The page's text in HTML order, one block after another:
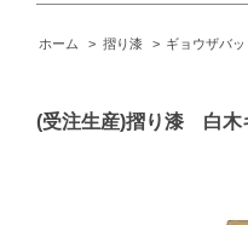
ホーム > 摺り漆 > ギョウザバッ
(受注生産)摺り漆 白木